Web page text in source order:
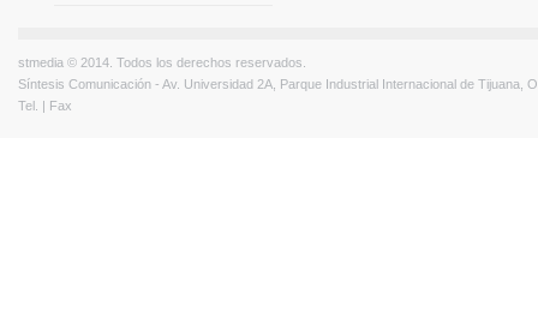
stmedia © 2014. Todos los derechos reservados.
Síntesis Comunicación - Av. Universidad 2A, Parque Industrial Internacional de Tijuana,
Tel. | Fax